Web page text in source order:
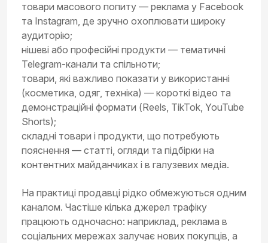
товари масового попиту — реклама у Facebook
та Instagram, де зручно охоплювати широку
аудиторію;
нішеві або професійні продукти — тематичні
Telegram-канали та спільноти;
товари, які важливо показати у використанні
(косметика, одяг, техніка) — короткі відео та
демонстраційні формати (Reels, TikTok, YouTube
Shorts);
складні товари і продукти, що потребують
пояснення — статті, огляди та підбірки на
контентних майданчиках і в галузевих медіа.
На практиці продавці рідко обмежуються одним
каналом. Частіше кілька джерел трафіку
працюють одночасно: наприклад, реклама в
соціальних мережах залучає нових покупців, а